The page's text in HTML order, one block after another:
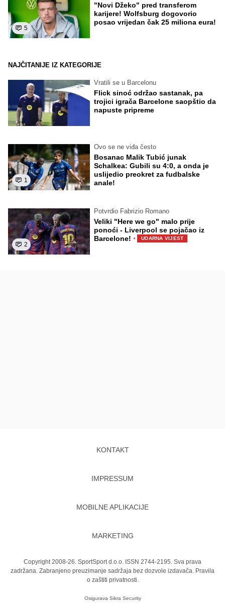
5
"Novi Džeko" pred transferom
karijere! Wolfsburg dogovorio
posao vrijedan čak 25 miliona eura!
NAJČITANIJE IZ KATEGORIJE
Vratili se u Barcelonu
Flick sinoć održao sastanak, pa
trojici igrača Barcelone saopštio da
napuste pripreme
1
Ovo se ne viđa često
Bosanac Malik Tubić junak
Schalkea: Gubili su 4:0, a onda je
uslijedio preokret za fudbalske
anale!
2
Potvrdio Fabrizio Romano
Veliki "Here we go" malo prije
ponoći - Liverpool se pojačao iz
Barcelone! · UDARNA VIJEST
KONTAKT
IMPRESSUM
MOBILNE APLIKACIJE
MARKETING
Copyright 2008-26. SportSport d.o.o. ISSN 2744-2195. Sva prava
zadržana. Zabranjeno preuzimanje sadržaja bez dozvole izdavača. Pravila
o zaštiti privatnosti.
Osigurava Sikra Security